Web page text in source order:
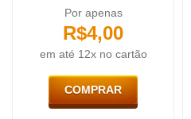
Por apenas
R$4,00
em até 12x no cartão
COMPRAR